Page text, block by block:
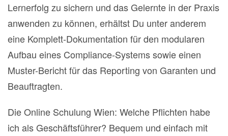
Lernerfolg zu sichern und das Gelernte in der Praxis
anwenden zu können, erhältst Du unter anderem
eine Komplett-Dokumentation für den modularen
Aufbau eines Compliance-Systems sowie einen
Muster-Bericht für das Reporting von Garanten und
Beauftragten.
Die Online Schulung Wien: Welche Pflichten habe
ich als Geschäftsführer? Bequem und einfach mit